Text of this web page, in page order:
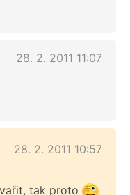
28. 2. 2011 11:07
28. 2. 2011 10:57
tak proto